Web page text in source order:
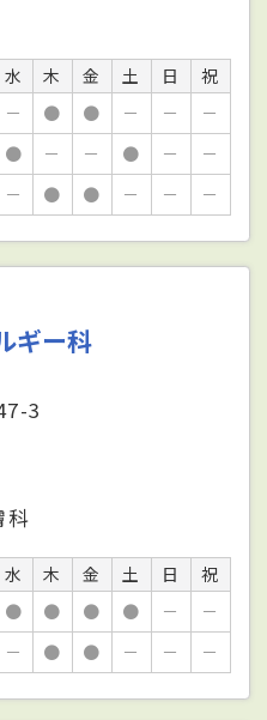
水 木 金 土 日
祝
－ ● ● － －
－
● － － ● －
－
－ ● ● － － －
ギー科
3
科
水 木 金 土 日
祝
● ● ● ● －
－
－ ● ● － － －